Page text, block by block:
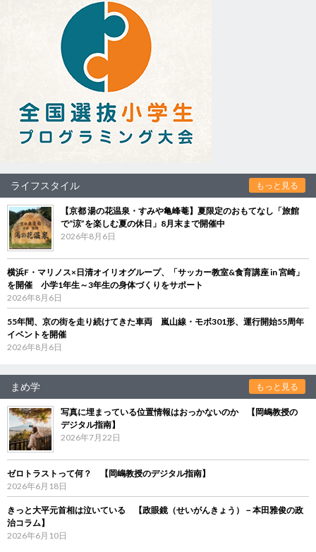
ライフスタイル もっと見る
【京都 湯の花温泉・すみや亀峰菴】夏限定のおもてなし「旅館
で“涼”を楽しむ夏の休日」8月末まで開催中
2026年8月6日
横浜F・マリノス×日清オイリオグループ、「サッカー教室&食育講座 in 宮崎」
を開催 小学1年生～3年生の身体づくりをサポート
2026年8月6日
55年間、京の街を走り続けてきた車両 嵐山線・モボ301形、運行開始55周年
イベントを開催
2026年8月6日
まめ学 もっと見る
写真に埋まっている位置情報はおっかないのか 【岡嶋教授の
デジタル指南】
2026年7月22日
ゼロトラストって何？ 【岡嶋教授のデジタル指南】
2026年6月18日
きっと大平元首相は泣いている 【政眼鏡（せいがんきょう）－本田雅俊の政
治コラム】
2026年6月10日